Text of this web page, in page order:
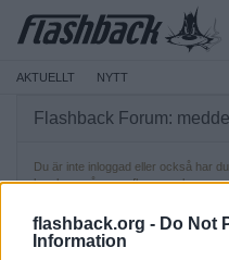
flashback.org - Do Not
Information
AKTUELLT NYTT
Flashback Forum:
Du är inte inloggad eller också har
kan bero på en av flera orsaker:
Du är inte inloggad. Fyll i
igen.
Du har inte rätt